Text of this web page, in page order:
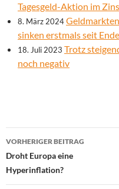
Tagesgeld-Aktion im
8. März 2024
sinken erstmals seit
18. Juli 2023 Trotz
noch negativ
Beitrags-
Navigation
VORHERIGER BEITRAG
Droht Europa eine
Hyperinflation?